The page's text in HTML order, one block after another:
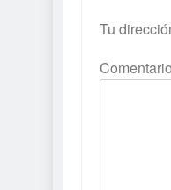
Tu
Comentario